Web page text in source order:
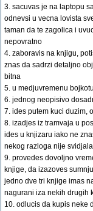
3. sacuvas je na laptopu
odnevsi u vecna lovista
taman da te zagolica i
nepovratno
4. zaboravis na knjigu,
znas da sadrzi detaljno
bitna
5. u medjuvremenu
6. jednog neopisivo
7. ides putem kuci duzim,
8. izadjes iz tramvaja u
ides u knjizaru iako ne
nekog razloga nije svidjala
9. provedes dovoljno
knjige, da izazoves
jedno dve tri knjige imas
nagurani iza nekih drugih
10. odlucis da kupis neke